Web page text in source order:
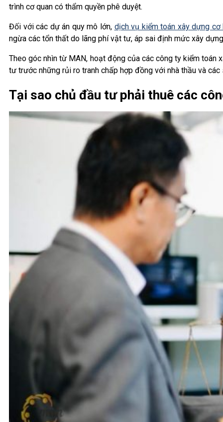
trình cơ quan có thẩm quyền phê duyệt.
Đối với các dự án quy mô lớn, dịch vụ kiểm toán xây dựng cơ
ngừa các tổn thất do lãng phí vật tư, áp sai định mức xây
Theo góc nhìn từ MAN, hoạt động của các công ty kiểm toán
tư trước những rủi ro tranh chấp hợp đồng với nhà thầu và
Tại sao chủ đầu tư phải thuê các